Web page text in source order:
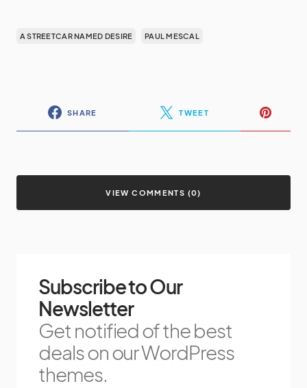
A STREETCAR NAMED DESIRE PAUL MESCAL
SHARE TWEET
VIEW COMMENTS (0)
Subscribe to Our
Newsletter
Get notified of the best
deals on our WordPress
themes.